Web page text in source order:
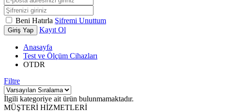
Beni Hatırla Şifremi Unuttum
Giriş Yap Kayıt Ol
Anasayfa
Test ve Ölçüm Cihazları
OTDR
Filtre
İlgili kategoriye ait ürün bulunmamaktadır.
MÜŞTERİ HİZMETLERİ